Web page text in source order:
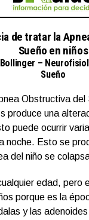
de tratar la
Sueño en niños
Bollinger –
Sueño
Obstructiva del
produce una
puede ocurrir
noche. Esto se
del niño se
edad, pero
porque es la
y las